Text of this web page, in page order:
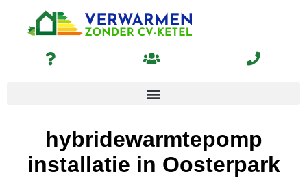
hybridewarmtepomp
installatie in Oosterpark